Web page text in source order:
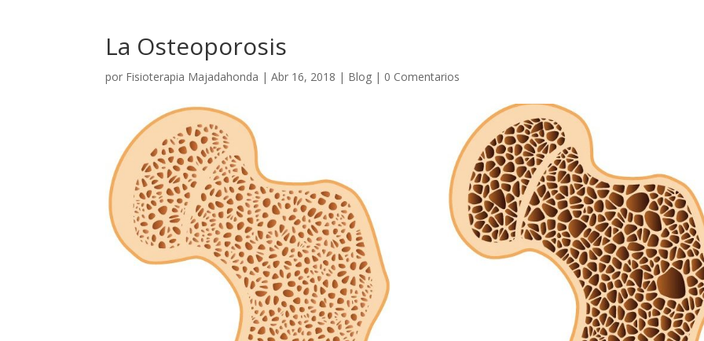
La Osteoporosis
por Fisioterapia Majadahonda |Abr 16, 2018 | Blog | 0 Comentarios